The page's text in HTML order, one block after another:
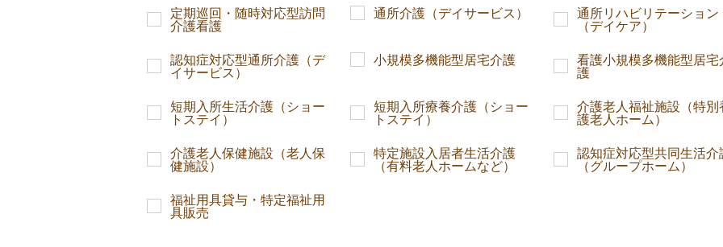
定期巡回・随時対応型訪問
介護看護
通所介護（デイサービス）
通所リハビリテーション
（デイケア）
認知症対応型通所介護（デ
イサービス）
小規模多機能型居宅介護
看護小規模多機能型居宅
護
短期入所生活介護（ショー
トステイ）
短期入所療養介護（ショー
トステイ）
介護老人福祉施設（特別
護老人ホーム）
介護老人保健施設（老人保
健施設）
特定施設入居者生活介護
（有料老人ホームなど）
認知症対応型共同生活介
（グループホーム）
福祉用具貸与・特定福祉用
具販売